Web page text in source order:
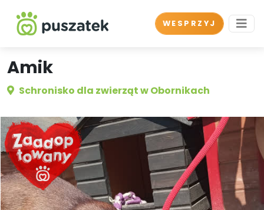
WESPRZYJ
Amik
Schronisko dla zwierząt w Obornikach